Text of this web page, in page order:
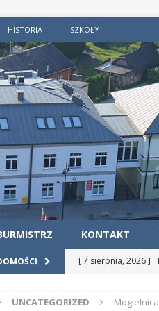
HISTORIA SZKOŁY
KONTAKT
[ 7 sierpnia, 2026 ]
[ 4 sierpnia, 2026 ]
UNCATEGORIZED